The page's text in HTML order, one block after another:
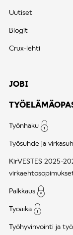
Uutiset
Blogit
Crux-lehti
JOBI
Työnhaku
Työsuhde ja
KirVESTES 2025-
Palkkaus
Työaika
Työhyvinvointi ja